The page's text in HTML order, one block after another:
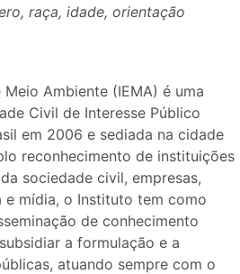
raça, idade, orientação
Ambiente (IEMA) é uma
Civil de Interesse Público
em 2006 e sediada na cidade
reconhecimento de instituições
sociedade civil, empresas,
e mídia, o Instituto tem como
de conhecimento
a formulação e a
atuando sempre com o